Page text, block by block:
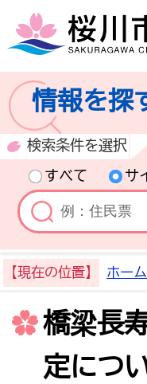
情報を探
検索条件を選択
すべて
サ
【現在の位置】 ホーム
橋梁長
定につ